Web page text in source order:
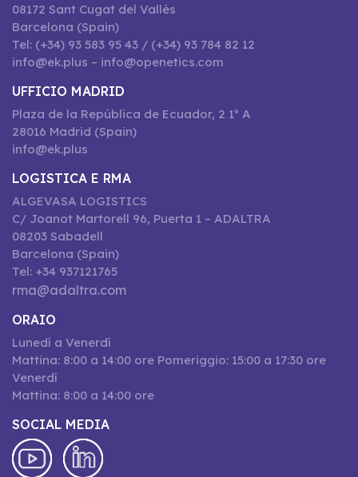
08172 Sant Cugat del Vallès
Barcelona (Spain)
Tel: (+34) 93 583 95 43 / (+34) 93 784 82 12
info@ek.plus – info@openetics.com
UFFICIO MADRID
Plaza de la República de Ecuador, 2 1º A
28016 Madrid (Spain)
info@ek.plus
LOGISTICA E RMA
ALGEVASA LOGISTICS
C/ Joanot Martorell 96, Puerta 1 – ADALTRA
08203 Sabadell
Barcelona (Spain)
Tel: +34 937121765
rma@adaltra.com
ORAIO
Lunedí a Venerdí
Mattina: 8:00 a 14:00 ore Pomeriggio: 15:00 a 17:30 ore
Venerdí
Mattina: 8:00 a 14:00 ore
SOCIAL MEDIA